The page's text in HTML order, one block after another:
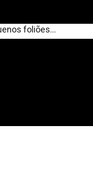
foliões...